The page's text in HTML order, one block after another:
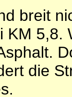
breit
KM 5,8.
die